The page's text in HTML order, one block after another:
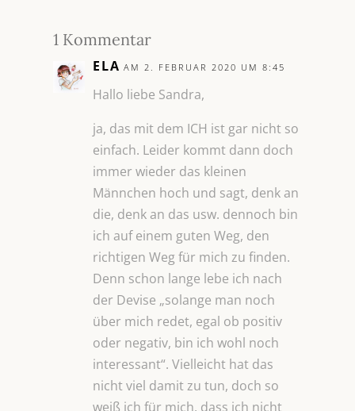
1 Kommentar
ELA AM 2. FEBRUAR 2020 UM 8:45
Hallo liebe Sandra,
ja, das mit dem ICH ist gar nicht so
einfach. Leider kommt dann doch
immer wieder das kleinen
Männchen hoch und sagt, denk an
die, denk an das usw. dennoch bin
ich auf einem guten Weg, den
richtigen Weg für mich zu finden.
Denn schon lange lebe ich nach
der Devise „solange man noch
über mich redet, egal ob positiv
oder negativ, bin ich wohl noch
interessant“. Vielleicht hat das
nicht viel damit zu tun, doch so
weiß ich für mich, dass ich nicht